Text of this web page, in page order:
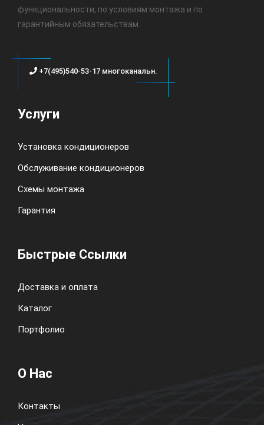
функциональности, по условиям монтажа и по
гарантийным обязательствам.
+7(495)540-53-17 многоканальн.
Услуги
Установка кондиционеров
Обслуживание кондиционеров
Схемы монтажа
Гарантия
Быстрые Ссылки
Доставка и оплата
Каталог
Портфолио
О Нас
Контакты